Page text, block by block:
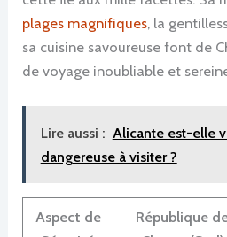
plages magnifiques, la
sa cuisine savoureuse font de
de voyage inoubliable et
Lire aussi : Alicante est-elle
dangereuse à visiter ?
Aspect de
République